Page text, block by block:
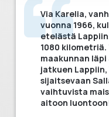
Via Karelia,
vuonna 1966,
etelästä
1080
maakunnan
jatkuen Lappiin,
sijaitsevaan
vaihtuvista
aitoon